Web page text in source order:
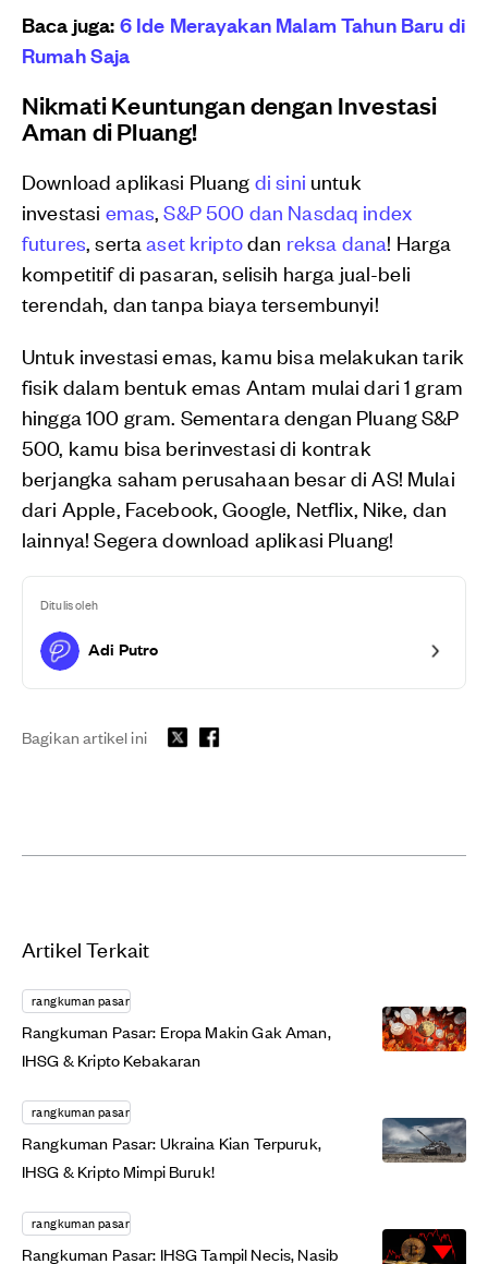
Baca juga:6 Ide Merayakan Malam Tahun Baru di
Rumah Saja
Nikmati Keuntungan dengan Investasi
Aman di Pluang!
Download aplikasi Pluang di sini untuk
investasi emas,S&P 500 dan Nasdaq index
futures, sertaaset kriptodan reksa dana! Harga
kompetitif di pasaran, selisih harga jual-beli
terendah, dan tanpa biaya tersembunyi!
Untuk investasi emas, kamu bisa melakukan tarik
fisik dalam bentuk emas Antam mulai dari 1 gram
hingga 100 gram. Sementara dengan Pluang S&P
500, kamu bisa berinvestasi di kontrak
berjangka saham perusahaan besar di AS! Mulai
dari Apple, Facebook, Google, Netflix, Nike, dan
lainnya! Segera download aplikasi Pluang!
Ditulis oleh
Adi Putro
Bagikan artikel ini
Artikel Terkait
rangkuman pasar
Rangkuman Pasar: Eropa Makin Gak Aman,
IHSG & Kripto Kebakaran
rangkuman pasar
Rangkuman Pasar: Ukraina Kian Terpuruk,
IHSG & Kripto Mimpi Buruk!
rangkuman pasar
Rangkuman Pasar: IHSG Tampil Necis, Nasib